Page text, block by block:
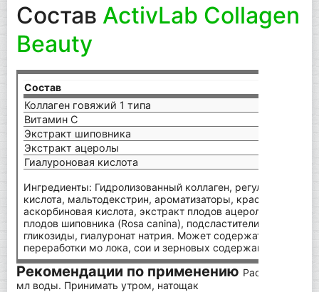
Состав ActivLab Collagen
Beauty
Состав
Коллаген говяжий 1 типа
Витамин С
Экстракт шиповника
Экстракт ацеролы
Гиалуроновая кислота
Ингредиенты: Гидролизованный коллаген, регулятор
кислота, мальтодекстрин, ароматизаторы, краситель све
аскорбиновая кислота, экстракт плодов ацеролы
плодов шиповника (Rosa canina), подсластители:
гликозиды, гиалуронат натрия. Может содержать
переработки мо лока, сои и зерновых содержащих глютен.
Рекомендации по применению Растворите 8
мл воды. Принимать утром, натощак